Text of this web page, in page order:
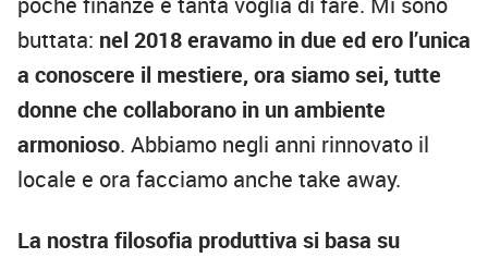
buttata: nel 2018 eravamo in due ed ero l’unica
a conoscere il mestiere, ora siamo sei, tutte
donne che collaborano in un ambiente
armonioso. Abbiamo negli anni rinnovato il
locale e ora facciamo anche take away.
La nostra filosofia produttiva si basa su